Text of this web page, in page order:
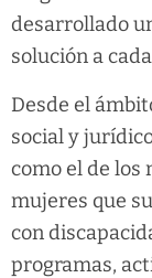
desarrollado
solución a
Desde el
social y
como el de los
mujeres que
con
programas,